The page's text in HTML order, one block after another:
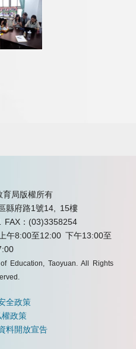
育局版權所有
縣府路1號14, 15樓
FAX：(03)3358254
午8:00至12:00 下午13:00至
Education, Taoyuan. All Rights
全政策
權政策
料開放宣告